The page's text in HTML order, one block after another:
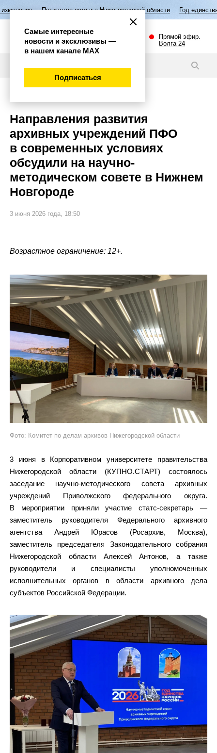
семьи в Нижегородской области Год единства народов
Прямой эфир.
Волга 24
Направления развития
архивных учреждений ПФО
в современных условиях
обсудили на научно-
методическом совете в Нижнем
Новгороде
3 июня 2026 года, 18:50
Возрастное ограничение: 12+.
Фото: Комитет по делам архивов Нижегородской области
3 июня в Корпоративном университете правительства
Нижегородской области (КУПНО.СТАРТ) состоялось
заседание научно-методического совета архивных
учреждений Приволжского федерального округа.
В мероприятии приняли участие статс-секретарь —
заместитель руководителя Федерального архивного
агентства Андрей Юрасов (Росархив, Москва),
заместитель председателя Законодательного собрания
Нижегородской области Алексей Антонов, а также
руководители и специалисты уполномоченных
исполнительных органов в области архивного дела
субъектов Российской Федерации.
Самые интересные
новости и эксклюзивы —
в нашем канале МАХ
Подписаться